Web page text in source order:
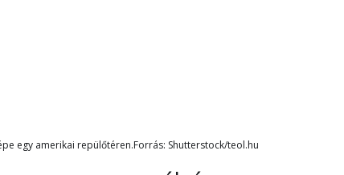
egy amerikai repülőtéren.Forrás: Shutterstock/teol.hu